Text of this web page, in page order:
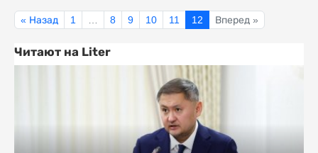
« Назад 1 … 8 9 10 11 12 Вперед »
Читают на Liter